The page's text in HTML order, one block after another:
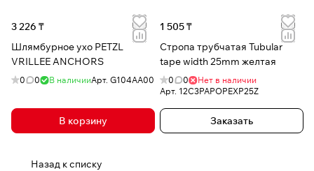
3 226 ₸
Шлямбурное ухо PETZL
VRILLEE ANCHORS
0 0 В наличииАрт. G104AA00
В корзину
1 505 ₸
Стропа трубчатая Tubular
tape width 25mm желтая
0 0
Нет в наличии
Арт. 12C3PAPOPEXP25Z
Заказать
Назад к списку